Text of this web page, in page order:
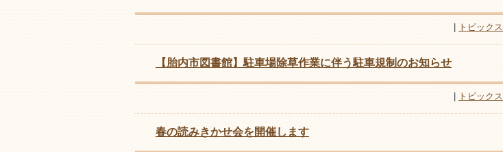
トピックス
【胎内市図書館】駐車場除草作業に伴う駐車規制のお知らせ
トピックス
春の読みきかせ会を開催します